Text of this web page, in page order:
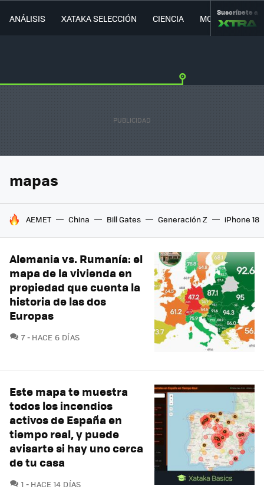
ANÁLISIS XATAKA SELECCIÓN CIENCIA MOVILIDAD
Suscríbete a
mapas
HOY SE HABLA DE
AEMET China Bill Gates Generación Z iPhone 18
Alemania vs. Rumanía: el
mapa de la vivienda en
propiedad que cuenta la
historia de las dos
Europas
7COMENTARIOS
HACE 6 DÍAS
Este mapa te muestra
todos los incendios
activos de España en
tiempo real, y puede
avisarte si hay uno cerca
de tu casa
1 COMENTARIOS
HACE 14 DÍAS